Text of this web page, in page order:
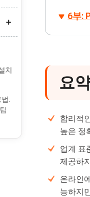
치
:
6부:
요
합리적
높은 정
업계 표
제공하
온라인
능하지